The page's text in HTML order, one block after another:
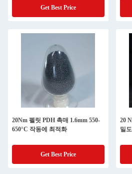
Get Best Price
20Nm 펠릿 PDH 촉매 1.6mm 550-
650°C 작동에 최적화
Get Best Price
20
밀